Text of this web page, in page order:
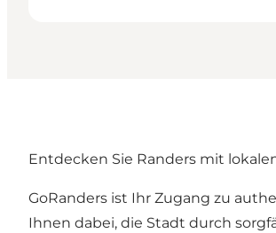
Entdecken Sie Randers mit
GoRanders ist Ihr Zugang zu
Ihnen dabei, die Stadt durch